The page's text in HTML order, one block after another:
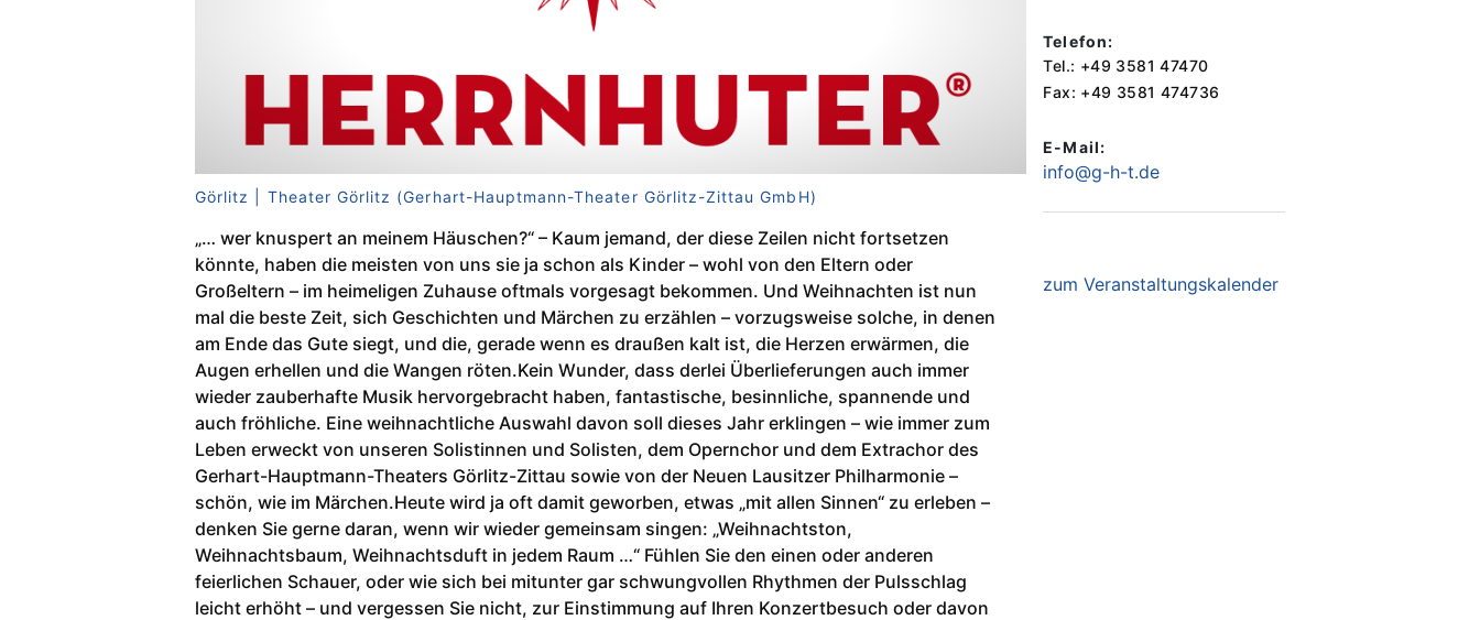
Görlitz | Theater Görlitz (Gerhart-Hauptmann-Theater Görlitz-Zittau GmbH)
„… wer knuspert an meinem Häuschen?“ – Kaum jemand, der diese Zeilen nicht fortsetzen
könnte, haben die meisten von uns sie ja schon als Kinder – wohl von den Eltern oder
Großeltern – im heimeligen Zuhause oftmals vorgesagt bekommen. Und Weihnachten ist nun
mal die beste Zeit, sich Geschichten und Märchen zu erzählen – vorzugsweise solche, in denen
am Ende das Gute siegt, und die, gerade wenn es draußen kalt ist, die Herzen erwärmen, die
Augen erhellen und die Wangen röten.Kein Wunder, dass derlei Überlieferungen auch immer
wieder zauberhafte Musik hervorgebracht haben, fantastische, besinnliche, spannende und
auch fröhliche. Eine weihnachtliche Auswahl davon soll dieses Jahr erklingen – wie immer zum
Leben erweckt von unseren Solistinnen und Solisten, dem Opernchor und dem Extrachor des
Gerhart-Hauptmann-Theaters Görlitz-Zittau sowie von der Neuen Lausitzer Philharmonie –
schön, wie im Märchen.Heute wird ja oft damit geworben, etwas „mit allen Sinnen“ zu erleben –
denken Sie gerne daran, wenn wir wieder gemeinsam singen: „Weihnachtston,
Weihnachtsbaum, Weihnachtsduft in jedem Raum …“ Fühlen Sie den einen oder anderen
feierlichen Schauer, oder wie sich bei mitunter gar schwungvollen Rhythmen der Pulsschlag
leicht erhöht – und vergessen Sie nicht, zur Einstimmung auf Ihren Konzertbesuch oder davon
Telefon:
Tel.: +49 3581 47470
Fax: +49 3581 474736
E-Mail:
info@g-h-t.de
zum Veranstaltungskalender